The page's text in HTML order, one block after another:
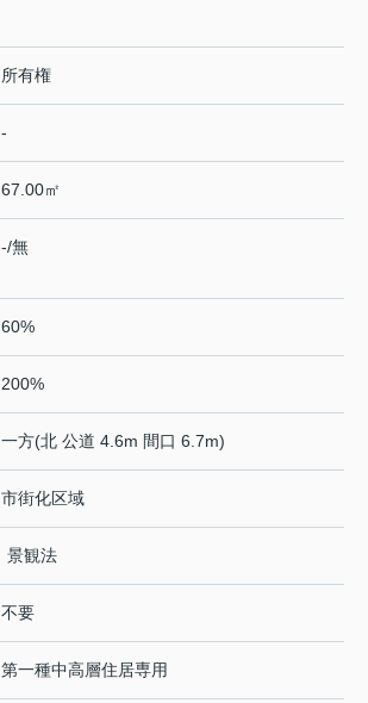
所有権
-
67.00㎡
-/無
60%
200%
一方(北 公道 4.6m 間口 6.7m)
市街化区域
景観法
不要
第一種中高層住居専用